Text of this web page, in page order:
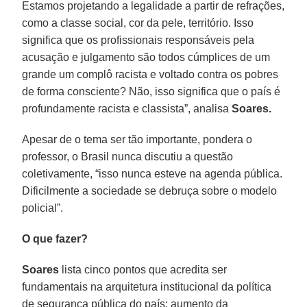
Estamos projetando a legalidade a partir de refrações,
como a classe social, cor da pele, território. Isso
significa que os profissionais responsáveis pela
acusação e julgamento são todos cúmplices de um
grande um complô racista e voltado contra os pobres
de forma consciente? Não, isso significa que o país é
profundamente racista e classista”, analisaSoares.
Apesar de o tema ser tão importante, pondera o
professor, o Brasil nunca discutiu a questão
coletivamente, “isso nunca esteve na agenda pública.
Dificilmente a sociedade se debruça sobre o modelo
policial”.
O que fazer?
Soares lista cinco pontos que acredita ser
fundamentais na arquitetura institucional da política
de segurança pública do país: aumento da